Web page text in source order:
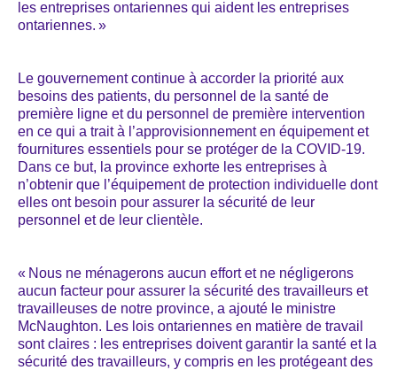
les entreprises ontariennes qui aident les entreprises
ontariennes. »
Le gouvernement continue à accorder la priorité aux
besoins des patients, du personnel de la santé de
première ligne et du personnel de première intervention
en ce qui a trait à l’approvisionnement en équipement et
fournitures essentiels pour se protéger de la COVID-19.
Dans ce but, la province exhorte les entreprises à
n’obtenir que l’équipement de protection individuelle dont
elles ont besoin pour assurer la sécurité de leur
personnel et de leur clientèle.
« Nous ne ménagerons aucun effort et ne négligerons
aucun facteur pour assurer la sécurité des travailleurs et
travailleuses de notre province, a ajouté le ministre
McNaughton. Les lois ontariennes en matière de travail
sont claires : les entreprises doivent garantir la santé et la
sécurité des travailleurs, y compris en les protégeant des